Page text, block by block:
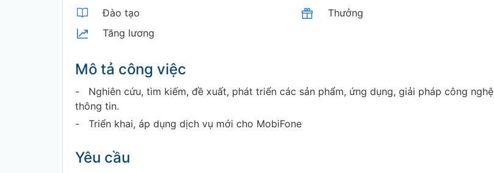
Đào tạo
Thưởng
Tăng lương
Mô tả công việc
- Nghiên cứu, tìm kiếm, đề xuất, phát triển các sản phẩm, ứng dụng, giải pháp công nghệ
thông tin.
- Triển khai, áp dụng dịch vụ mới cho MobiFone
Yêu cầu